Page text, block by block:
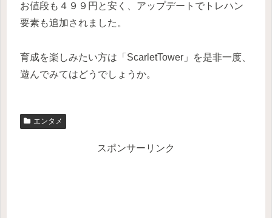
お値段も４９９円と安く、アップデートでトレハン
要素も追加されました。
育成を楽しみたい方は「ScarletTower」を是非一度、
遊んでみてはどうでしょうか。
エンタメ
スポンサーリンク